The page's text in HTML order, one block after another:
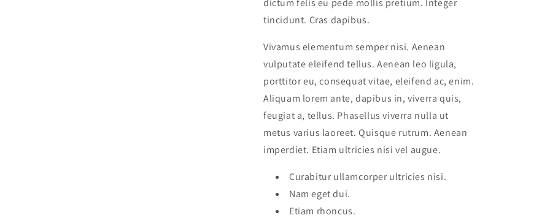
dictum felis eu pede mollis pretium. Integer
tincidunt. Cras dapibus.
Vivamus elementum semper nisi. Aenean
vulputate eleifend tellus. Aenean leo ligula,
porttitor eu, consequat vitae, eleifend ac, enim.
Aliquam lorem ante, dapibus in, viverra quis,
feugiat a, tellus. Phasellus viverra nulla ut
metus varius laoreet. Quisque rutrum. Aenean
imperdiet. Etiam ultricies nisi vel augue.
Curabitur ullamcorper ultricies nisi.
Nam eget dui.
Etiam rhoncus.